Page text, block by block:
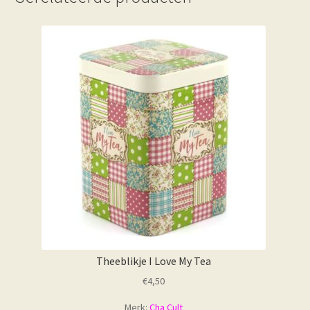
Theeblikje I Love My Tea
€4,50
Merk:Cha Cult